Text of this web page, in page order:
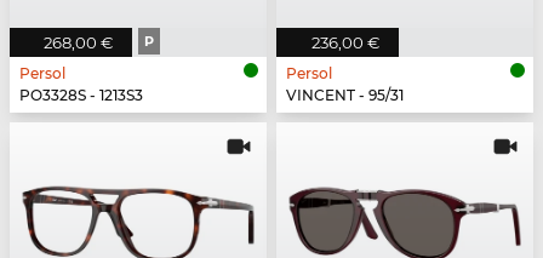
268,00 € P
Persol
PO3328S - 1213S3
236,00 €
Persol
VINCENT - 95/31